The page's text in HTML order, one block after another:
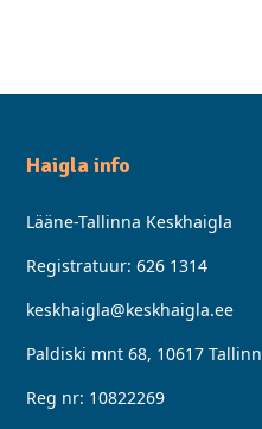
Haigla info
Lääne-Tallinna Keskhaigla
Registratuur:626 1314
keskhaigla@keskhaigla.ee
Paldiski mnt 68, 10617 Tallinn
Reg nr: 10822269